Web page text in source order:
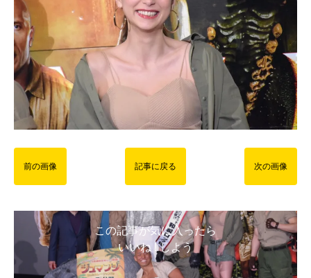
前の画像 記事に戻る 次の画像
この記事が気に入ったら
いいね ! しよう